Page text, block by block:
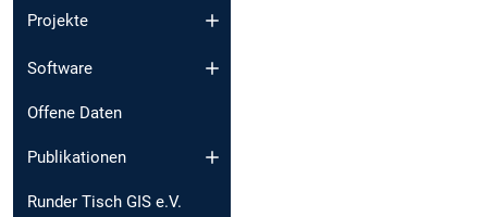
Projekte
Software
Offene Daten
Publikationen
Runder Tisch GIS e.V.